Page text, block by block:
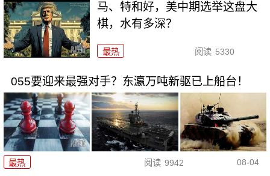
马、特和好，美中期选举这盘大
棋，水有多深？
最热 阅读 5330
055要迎来最强对手？东瀛万吨新驱已上船台！
最热 阅读 9942 08-04